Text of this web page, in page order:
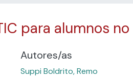
para alumnos no
Autores/as
Suppi Boldrito, Remo